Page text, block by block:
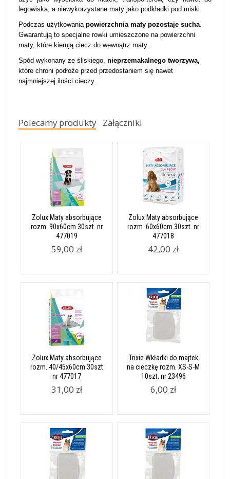
legowiska, a niewykorzystane maty jako podkładki pod miski.
Podczas użytkowania powierzchnia maty pozostaje sucha.
Gwarantują to specjalne rowki umieszczone na powierzchni
maty, które kierują ciecz do wewnątrz maty.
Spód wykonany ze śliskiego, nieprzemakalnego tworzywa,
które chroni podłoże przed przedostaniem się nawet
najmniejszej ilości cieczy.
Polecamy produkty Załączniki
Zolux Maty absorbujące
rozm. 90x60cm 30szt. nr
477019
59,00 zł
Zolux Maty absorbujące
rozm. 60x60cm 30szt. nr
477018
42,00 zł
Zolux Maty absorbujące
rozm. 40/45x60cm 30szt
nr 477017
31,00 zł
Trixie Wkładki do majtek
na cieczkę rozm. XS-S-M
10szt. nr 23496
6,00 zł